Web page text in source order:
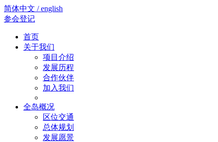
简体中文 / english
参会登记
首页
关于我们
项目介绍
发展历程
合作伙伴
加入我们
全岛概况
区位交通
总体规划
发展愿景